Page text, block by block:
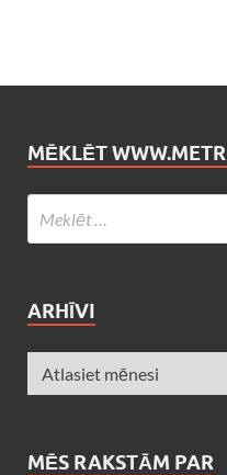
MĒKLĒT
ARHĪVI
MĒS RAKSTĀM PAR